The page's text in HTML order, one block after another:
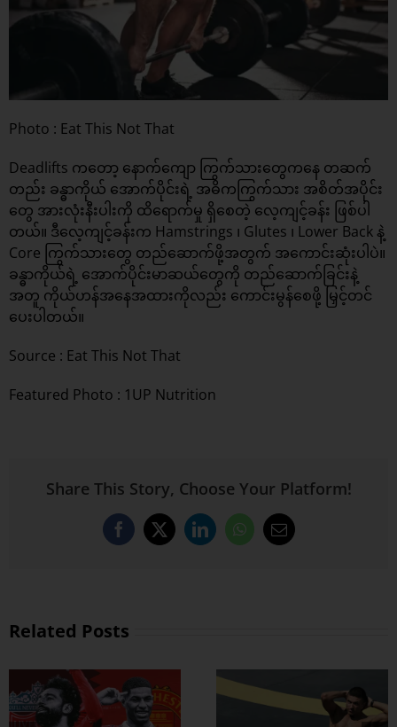
Photo : Eat This Not That
Deadlifts ကတော့ နောက်ကျော ကြွက်သားတွေကနေ တဆက်
တည်း ခန္ဓာကိုယ် အောက်ပိုင်းရဲ့ အဓိကကြွက်သား အစိတ်အပိုင်း
တွေ အားလုံးနီးပါးကို ထိရောက်မှု ရှိစေတဲ့ လေ့ကျင့်ခန်း ဖြစ်ပါ
တယ်။ ဒီလေ့ကျင့်ခန်းက Hamstrings ၊ Glutes ၊ Lower Back နဲ့
Core ကြွက်သားတွေ တည်ဆောက်ဖို့အတွက် အကောင်းဆုံးပါပဲ။
ခန္ဓာကိုယ်ရဲ့ အောက်ပိုင်းမာဆယ်တွေကို တည်ဆောက်ခြင်းနဲ့
အတူ ကိုယ်ဟန်အနေအထားကိုလည်း ကောင်းမွန်စေဖို့ မြှင့်တင်
ပေးပါတယ်။
Source : Eat This Not That
Featured Photo : 1UP Nutrition
Share This Story, Choose Your Platform!
Facebook
X LinkedInWhatsApp
Email
Related Posts